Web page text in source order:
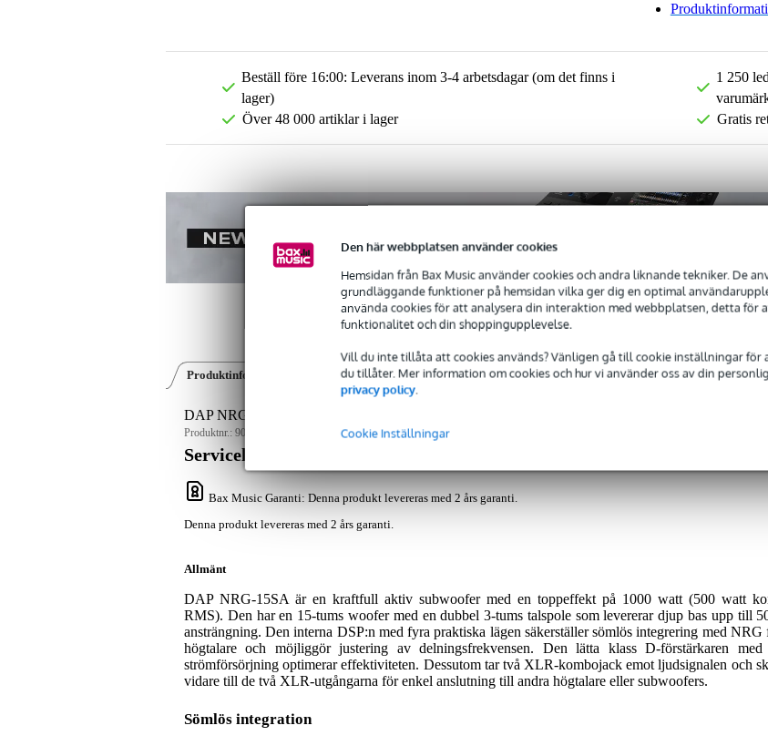
Den här webbplatsen använder cookies
Hemsidan från Bax Music använder cookies och andra liknande tekniker. De
grundläggande funktioner på hemsidan vilka ger dig en optimal
använda cookies för att analysera din interaktion med webbplatsen, detta för
funktionalitet och din shoppingupplevelse.
Vill du inte tillåta att cookies används? Vänligen gå till cookie inställningar för
du tillåter. Mer information om cookies och hur vi använder oss av din
privacy policy.
Cookie Inställningar
Beställ före 16:00: Leverans inom 3-4 arbetsdagar (om det finns i
lager)
Över 48 000 artiklar i lager
1 250
Gratis
Produktinformation Recensioner(0)
DAP NRG-15SA 500W 15-inch Bass Reflex Subwoofer
Produktnr.: 9000-0127-1393
Servicelöfte
Bax Music Garanti: Denna produkt levereras med 2 års garanti.
Denna produkt levereras med 2 års garanti.
Allmänt
DAP NRG-15SA är en kraftfull aktiv subwoofer med en toppeffekt på 1000 watt (500 watt
RMS). Den har en 15-tums woofer med en dubbel 3-tums talspole som levererar djup bas upp till
ansträngning. Den interna DSP:n med fyra praktiska lägen säkerställer sömlös integrering med NRG
högtalare och möjliggör justering av delningsfrekvensen. Den lätta klass D-förstärkaren med
strömförsörjning optimerar effektiviteten. Dessutom tar två XLR-kombojack emot ljudsignalen och
vidare till de två XLR-utgångarna för enkel anslutning till andra högtalare eller subwoofers.
Sömlös integration